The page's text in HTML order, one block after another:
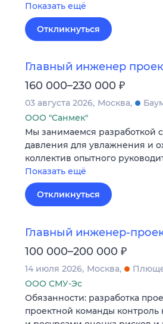
Показать ещё
Откликнуться
Главный инженер
160 000–230 000 ₽
03 августа 2026 Москва
ООО "Санмек"
Мы занимаемся разработкой
давления для увлажнения и
коллектив опытного
Показать ещё
Откликнуться
Главный инженер-
100 000–200 000 ₽
14 июля 2026 Москва
ООО СМУ-Эс
Обязанности: разработка
проектной команды контроль